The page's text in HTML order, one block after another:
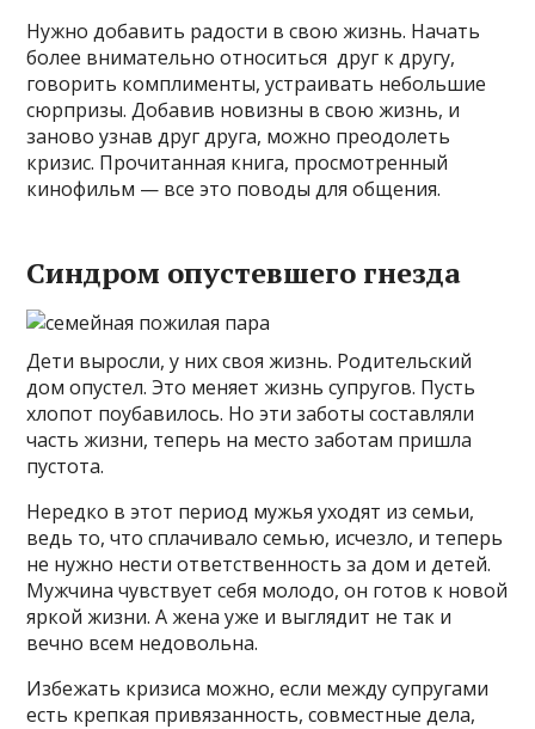
Нужно добавить радости в свою жизнь. Начать
более внимательно относиться друг к другу,
говорить комплименты, устраивать небольшие
сюрпризы. Добавив новизны в свою жизнь, и
заново узнав друг друга, можно преодолеть
кризис. Прочитанная книга, просмотренный
кинофильм — все это поводы для общения.
Синдром опустевшего гнезда
Дети выросли, у них своя жизнь. Родительский
дом опустел. Это меняет жизнь супругов. Пусть
хлопот поубавилось. Но эти заботы составляли
часть жизни, теперь на место заботам пришла
пустота.
Нередко в этот период мужья уходят из семьи,
ведь то, что сплачивало семью, исчезло, и теперь
не нужно нести ответственность за дом и детей.
Мужчина чувствует себя молодо, он готов к новой
яркой жизни. А жена уже и выглядит не так и
вечно всем недовольна.
Избежать кризиса можно, если между супругами
есть крепкая привязанность, совместные дела,